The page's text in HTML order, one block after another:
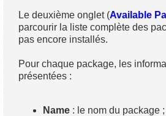
Le deuxième onglet (Available
parcourir la liste complète des
pas encore installés.
Pour chaque package, les
présentées :
Name : le nom du package